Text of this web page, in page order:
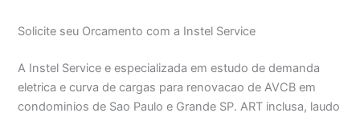
Solicite seu Orcamento com a Instel Service
A Instel Service e especializada em estudo de demanda
eletrica e curva de cargas para renovacao de AVCB em
condominios de Sao Paulo e Grande SP. ART inclusa, laudo